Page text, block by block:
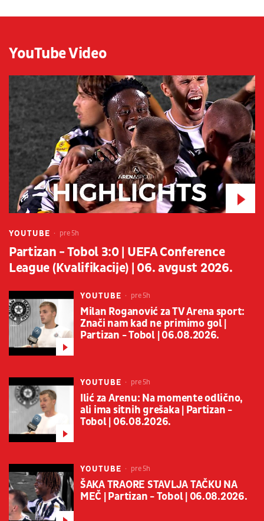
YouTube Video
YOUTUBE pre 5h
Partizan - Tobol 3:0 | UEFA Conference
League (Kvalifikacije) | 06. avgust 2026.
YOUTUBE pre 5h
Milan Roganović za TV Arena sport:
Znači nam kad ne primimo gol |
Partizan - Tobol | 06.08.2026.
YOUTUBE pre 5h
Ilić za Arenu: Na momente odlično,
ali ima sitnih grešaka | Partizan -
Tobol | 06.08.2026.
YOUTUBE pre 5h
ŠAKA TRAORE STAVLJA TAČKU NA
MEČ | Partizan - Tobol | 06.08.2026.